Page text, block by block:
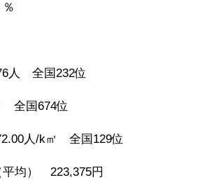
人 全国232位
全国674位
人/k㎡ 全国129位
平均） 223,375円